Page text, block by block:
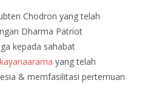
Chodron yang telah
Dharma Patriot
kepada sahabat
yang telah
& memfasilitasi pertemuan